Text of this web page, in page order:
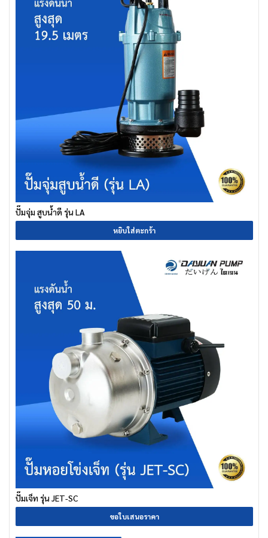
ปั๊มจุ่ม สูบน้ำดี รุ่น LA
หยิบใส่ตะกร้า
ปั๊มเจ็ท รุ่น JET-SC
ขอใบเสนอราคา